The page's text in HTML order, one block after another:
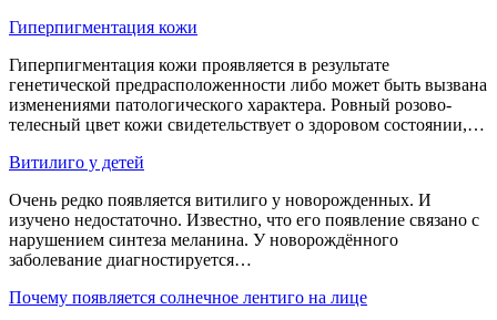
Гиперпигментация кожи
Гиперпигментация кожи проявляется в результате
генетической предрасположенности либо может быть вызвана
изменениями патологического характера. Ровный розово-
телесный цвет кожи свидетельствует о здоровом состоянии,…
Витилиго у детей
Очень редко появляется витилиго у новорожденных. И
изучено недостаточно. Известно, что его появление связано с
нарушением синтеза меланина. У новорождённого
заболевание диагностируется…
Почему появляется солнечное лентиго на лице